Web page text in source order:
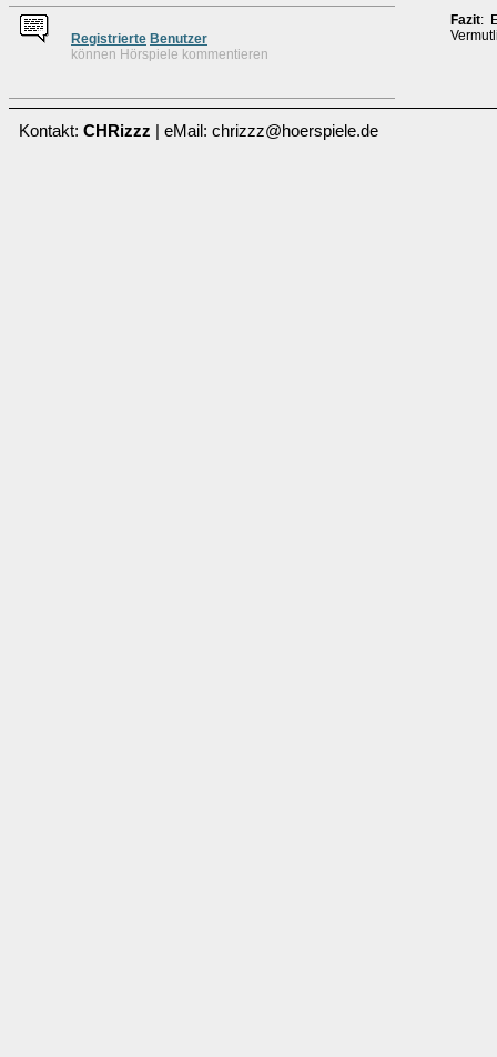
Registrierte Benutzer
können Hörspiele kommentieren
Fazit:
Kontakt: CHRizzz | eMail: chrizzz@hoerspiele.de